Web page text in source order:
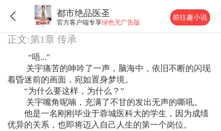
都市绝品医圣
官方客户端专享绿色无广告版
前往趣小说
正文:第1章 传承
“唔...”
关宇痛苦的呻吟了一声，脑海中，依旧不断的闪现
着昏迷前的画面，宛如置身梦境。
“为什么要这样，为什么？”
关宇嘴角呢喃，充满了不甘的发出无声的嘶吼。
他是一名刚刚毕业于蓉城医科大的学生，因为成绩
优异的关系，也即将迈入自己人生的第一个岗位。